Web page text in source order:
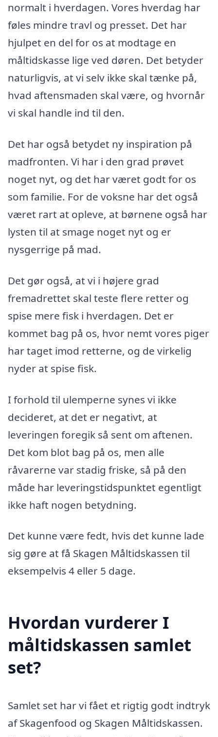
normalt i hverdagen. Vores hverdag har
føles mindre travl og presset. Det har
hjulpet en del for os at modtage en
måltidskasse lige ved døren. Det betyder
naturligvis, at vi selv ikke skal tænke på,
hvad aftensmaden skal være, og hvornår
vi skal handle ind til den.
Det har også betydet ny inspiration på
madfronten. Vi har i den grad prøvet
noget nyt, og det har været godt for os
som familie. For de voksne har det også
været rart at opleve, at børnene også har
lysten til at smage noget nyt og er
nysgerrige på mad.
Det gør også, at vi i højere grad
fremadrettet skal teste flere retter og
spise mere fisk i hverdagen. Det er
kommet bag på os, hvor nemt vores piger
har taget imod retterne, og de virkelig
nyder at spise fisk.
I forhold til ulemperne synes vi ikke
decideret, at det er negativt, at
leveringen foregik så sent om aftenen.
Det kom blot bag på os, men alle
råvarerne var stadig friske, så på den
måde har leveringstidspunktet egentligt
ikke haft nogen betydning.
Det kunne være fedt, hvis det kunne lade
sig gøre at få Skagen Måltidskassen til
eksempelvis 4 eller 5 dage.
Hvordan vurderer I
måltidskassen samlet
set?
Samlet set har vi fået et rigtig godt indtryk
af Skagenfood og Skagen Måltidskassen.